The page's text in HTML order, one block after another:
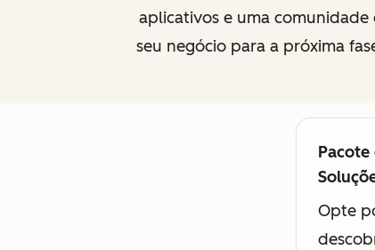
aplicativos e uma
seu negócio para a próxima
Opte